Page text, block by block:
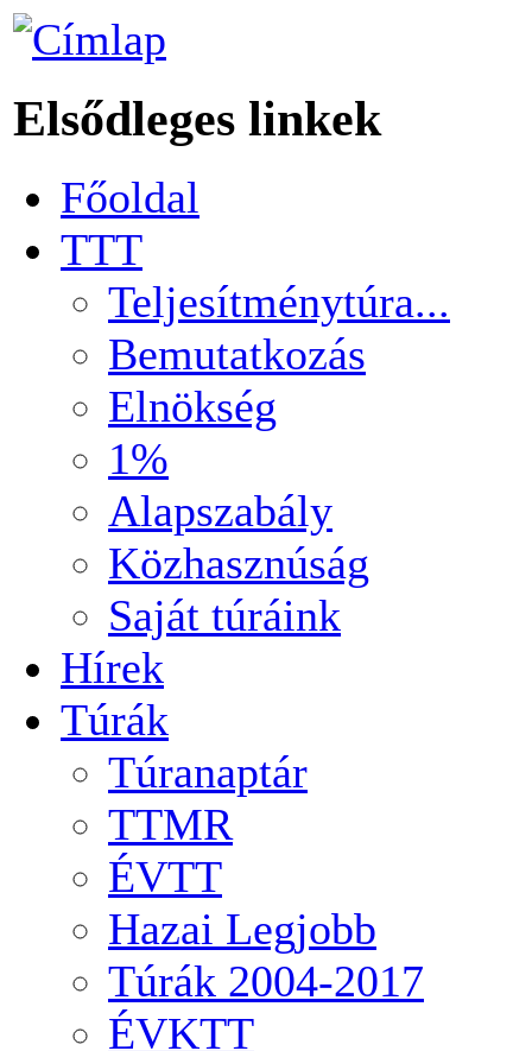
Elsődleges linkek
Főoldal
TTT
Teljesítménytúra...
Bemutatkozás
Elnökség
1%
Alapszabály
Közhasznúság
Saját túráink
Hírek
Túrák
Túranaptár
TTMR
ÉVTT
Hazai Legjobb
Túrák 2004-2017
ÉVKTT